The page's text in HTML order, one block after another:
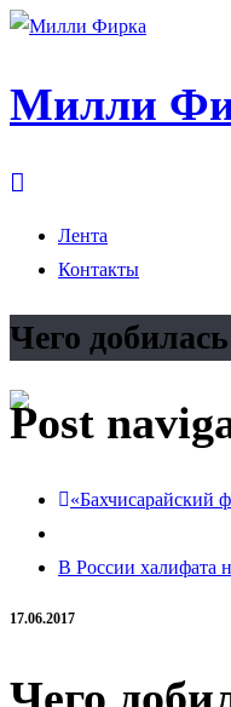
Милли
Лента
Контакты
Чего
Post
«Бахчисарайский
В России халифата
17.06.2017